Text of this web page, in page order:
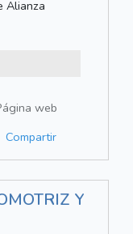
Alianza
web
Compartir
Y